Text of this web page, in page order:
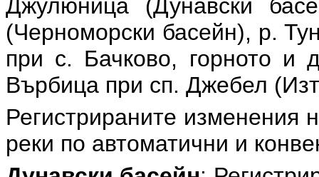
Джулюница (Дунавски
(Черноморски басейн), р.
при с. Бачково, горното и
Върбица при сп. Джебел
Регистрираните изменения
реки по автоматични и